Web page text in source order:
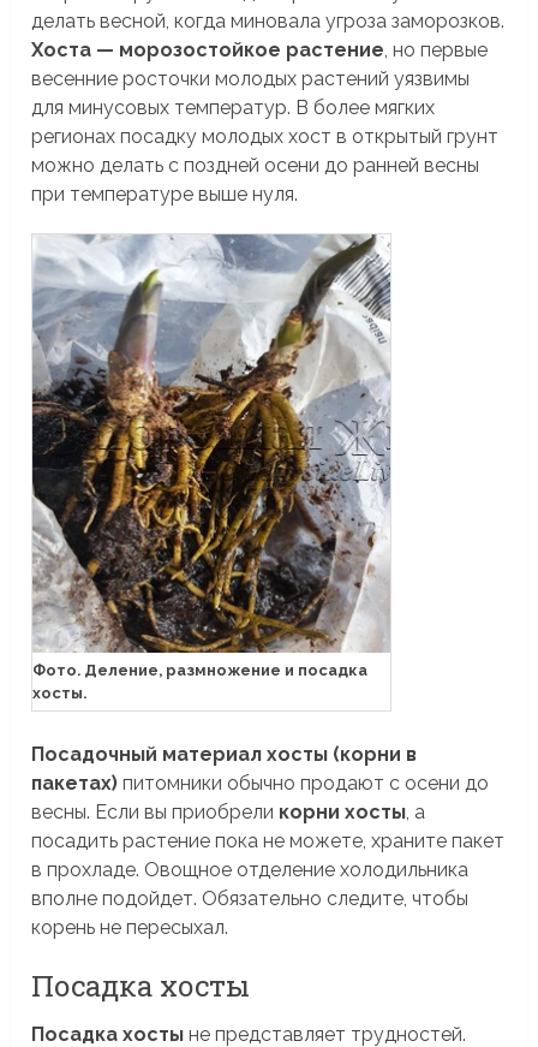
делать весной, когда миновала угроза заморозков.
Хоста — морозостойкое растение, но первые
весенние росточки молодых растений уязвимы
для минусовых температур. В более мягких
регионах посадку молодых хост в открытый грунт
можно делать с поздней осени до ранней весны
при температуре выше нуля.
Фото. Деление, размножение и посадка
хосты.
Посадочный материал хосты (корни в
пакетах) питомники обычно продают с осени до
весны. Если вы приобрели корни хосты, а
посадить растение пока не можете, храните пакет
в прохладе. Овощное отделение холодильника
вполне подойдет. Обязательно следите, чтобы
корень не пересыхал.
Посадка хосты
Посадка хосты не представляет трудностей.